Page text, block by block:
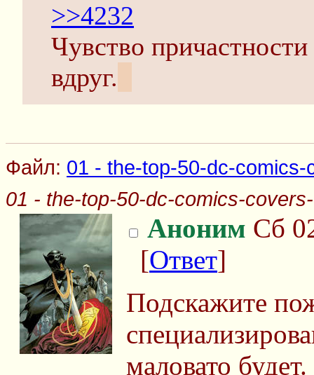
>>4232
Чувство
вдруг.
Файл: 01 - the-top-50-dc-
01 - the-top-50-dc-comics-
Аноним Сб
[Ответ]
Подскажите
маловато будет.